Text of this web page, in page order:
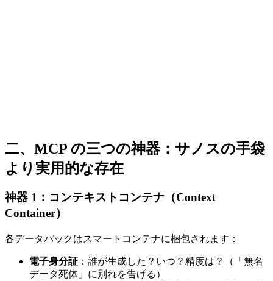
二、MCP の三つの神器：サノスの手袋
より実用的な存在
神器 1： コンテキストコンテナ（Context
Container）
各データパックはスマートコンテナに梱包されます：
電子身分証 ：誰が生成した？いつ？精度は？（「無名
データ死体」に別れを告げる）